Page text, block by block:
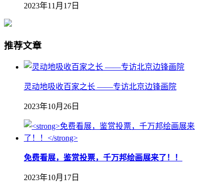
2023年11月17日
推荐文章
灵动地吸收百家之长 ——专访北京边锋画院
2023年10月26日
免费看展，鉴赏投票，千万邦绘画展来了！！
2023年10月17日